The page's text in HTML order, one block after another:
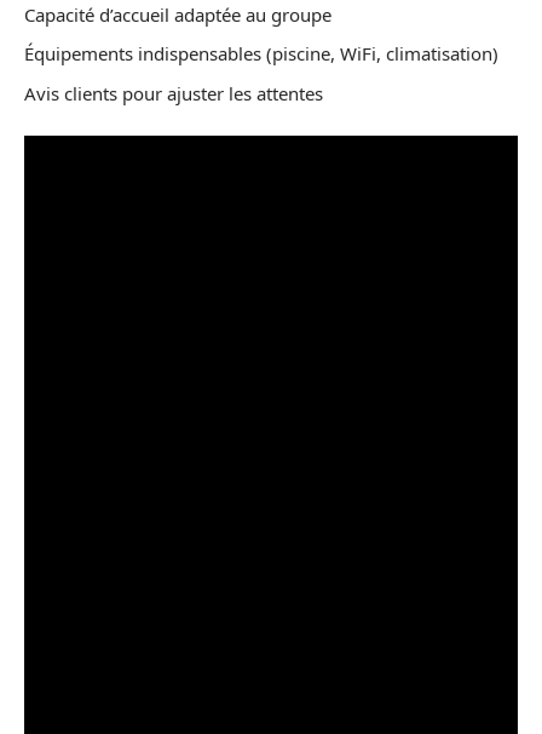
Capacité d’accueil adaptée au groupe
Équipements indispensables (piscine, WiFi, climatisation)
Avis clients pour ajuster les attentes